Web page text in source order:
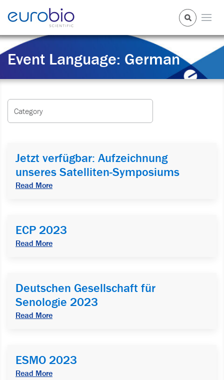
Event Language: German
Category
Jetzt verfügbar: Aufzeichnung
unseres Satelliten-Symposiums
Read More
ECP 2023
Read More
Deutschen Gesellschaft für
Senologie 2023
Read More
ESMO 2023
Read More